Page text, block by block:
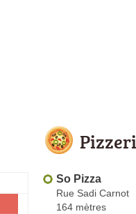
So Pizza
Rue Sadi Carnot
164 mètres